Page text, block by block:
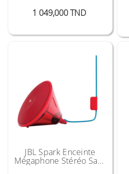
1 049,000 TND
JBL Spark Enceinte
Mégaphone Stéréo Sans